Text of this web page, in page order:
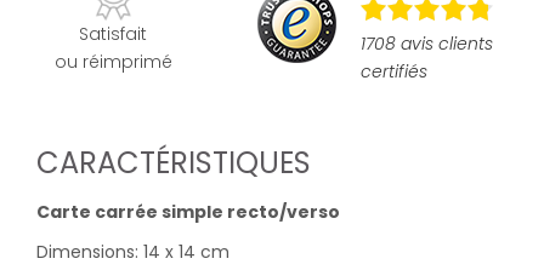
Satisfait
ou réimprimé
1708 avis clients
certifiés
CARACTÉRISTIQUES
Carte carrée simple recto/verso
Dimensions: 14 x 14 cm